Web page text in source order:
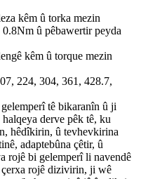
kêm û torka mezin
û pêbawertir peyda
kêm û torque mezin
224, 304, 361, 428.7,
tê bikaranîn û ji
derve pêk tê, ku
hêdîkirin, û tevhevkirina
adaptebûna çêtir, û
rojê bi gelemperî li navendê
çerxa rojê dizivirin, ji wê